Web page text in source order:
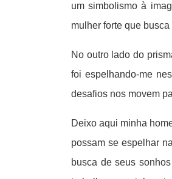
um simbolismo à
mulher forte que
No outro lado do
foi espelhando-me
desafios nos movem
Deixo aqui minha
possam se espelhar
busca de seus